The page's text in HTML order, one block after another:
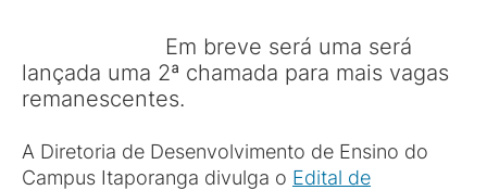
Em breve será uma será
lançada uma 2ª chamada para mais vagas
remanescentes.
A Diretoria de Desenvolvimento de Ensino do
Campus Itaporanga divulga o Edital de